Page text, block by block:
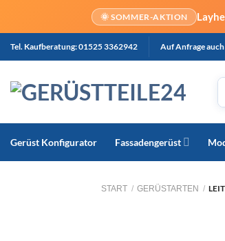
🌞 SOMMER-AKTION
Zum
Inhalt
Tel. Kaufberatung: 01525 3362942 Auf Anfrage
Gerüst Konfigurator Fassadengerüst
START / GERÜSTARTEN /